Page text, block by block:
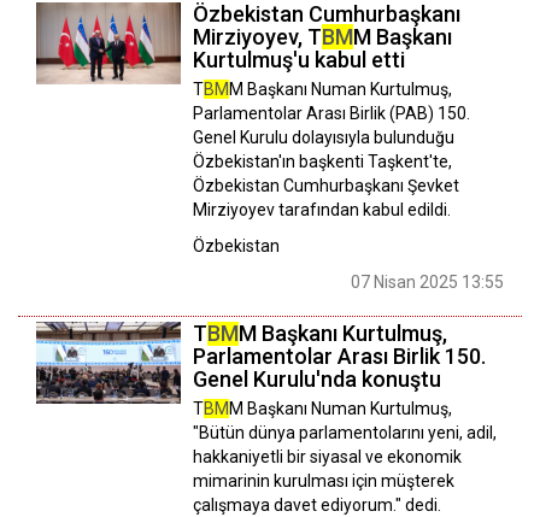
Özbekistan Cumhurbaşkanı
Mirziyoyev, TBMM Başkanı
Kurtulmuş'u kabul etti
TBM M Başkanı Numan Kurtulmuş,
Parlamentolar Arası Birlik (PAB) 150.
Genel Kurulu dolayısıyla bulunduğu
Özbekistan'ın başkenti Taşkent'te,
Özbekistan Cumhurbaşkanı Şevket
Mirziyoyev tarafından kabul edildi.
Özbekistan
07 Nisan 2025 13:55
TBMM Başkanı Kurtulmuş,
Parlamentolar Arası Birlik 150.
Genel Kurulu'nda konuştu
TBM M Başkanı Numan Kurtulmuş,
"Bütün dünya parlamentolarını yeni, adil,
hakkaniyetli bir siyasal ve ekonomik
mimarinin kurulması için müşterek
çalışmaya davet ediyorum." dedi.